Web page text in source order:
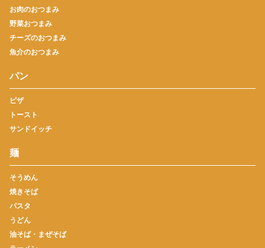
お肉のおつまみ
野菜おつまみ
チーズのおつまみ
魚介のおつまみ
パン
ピザ
トースト
サンドイッチ
麺
そうめん
焼きそば
パスタ
うどん
油そば・まぜそば